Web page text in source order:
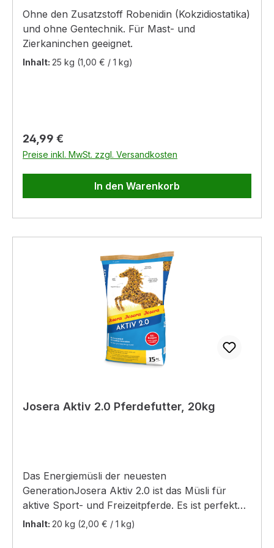
Ohne den Zusatzstoff Robenidin (Kokzidiostatika)
und ohne Gentechnik. Für Mast- und
Zierkaninchen geeignet.
Inhalt: 25 kg (1,00 € / 1 kg)
Regulärer Preis:
24,99 €
Preise inkl. MwSt. zzgl. Versandkosten
In den Warenkorb
Josera Aktiv 2.0 Pferdefutter, 20kg
Das Energiemüsli der neuesten
GenerationJosera Aktiv 2.0 ist das Müsli für
aktive Sport- und Freizeitpferde. Es ist perfekt
auf die Bedürfnisse aktiver Pferde abgestimmt
Inhalt: 20 kg (2,00 € / 1 kg)